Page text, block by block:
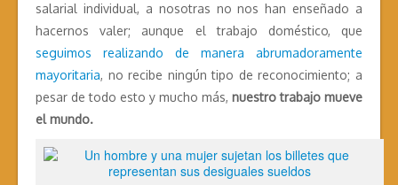
salarial individual, a nosotras no nos han enseñado a
hacernos valer; aunque el trabajo doméstico, que
seguimos realizando de manera abrumadoramente
mayoritaria, no recibe ningún tipo de reconocimiento; a
pesar de todo esto y mucho más, nuestro trabajo mueve
el mundo.